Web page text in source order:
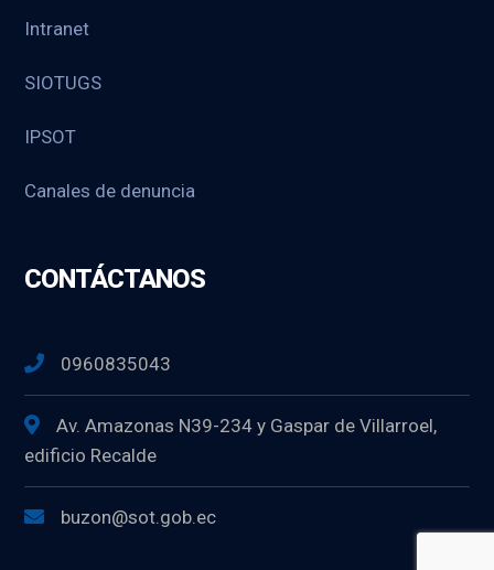
Intranet
SIOTUGS
IPSOT
Canales de denuncia
CONTÁCTANOS
0960835043
Av. Amazonas N39-234 y Gaspar de Villarroel,
edificio Recalde
buzon@sot.gob.ec